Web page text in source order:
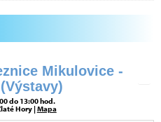
Mikulovice -
do 13:00 hod.
Hory |Mapa